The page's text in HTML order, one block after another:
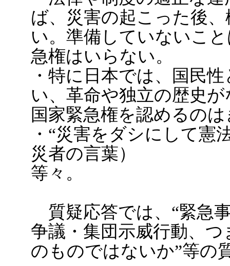
ば、災害の起こった後
い。準備していないこ
急権はいらない。
・特に日本では、国民
い、革命や独立の歴史
国家緊急権を認めるの
・“災害をダシにして憲
災者の言葉）
等々。
質疑応答では、“緊急
争議・集団示威行動、
のものではないか”等の